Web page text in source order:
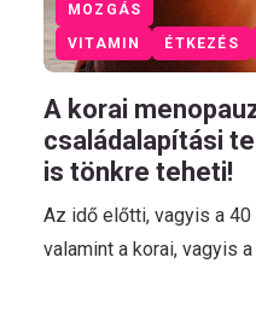
VITAMIN ÉTKEZÉS
MOZGÁS
A korai
családalapítási
is tönkre teheti!
Az idő előtti, vagyis a
valamint a korai, vagyis